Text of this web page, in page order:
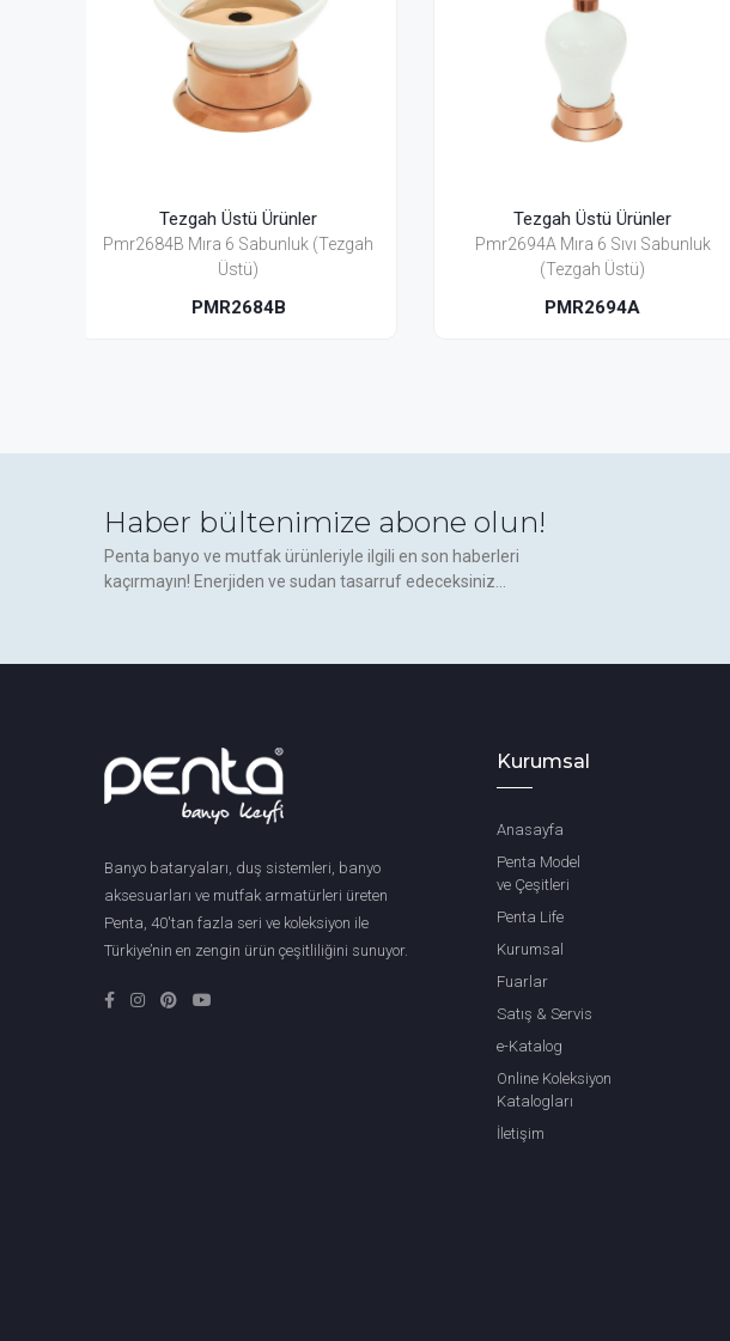
Tezgah Üstü Ürünler
Pmr2694A Mıra 6 Sıvı Sabunluk
(Tezgah Üstü)
PMR2694A
Tezgah Üstü Ürünler
Pmr2695 Mıra 6 Diş Fırçalık
Üstü)
PMR2695
Haber bültenimize abone olun!
Penta banyo ve mutfak ürünleriyle ilgili en son haberleri
kaçırmayın! Enerjiden ve sudan tasarruf edeceksiniz...
Banyo bataryaları, duş sistemleri, banyo
aksesuarları ve mutfak armatürleri üreten
Penta, 40'tan fazla seri ve koleksiyon ile
Türkiye’nin en zengin ürün çeşitliliğini sunuyor.
Kurumsal
Anasayfa
Penta Model
ve Çeşitleri
Penta Life
Kurumsal
Fuarlar
Satış & Servis
e-Katalog
Online Koleksiyon
Katalogları
İletişim